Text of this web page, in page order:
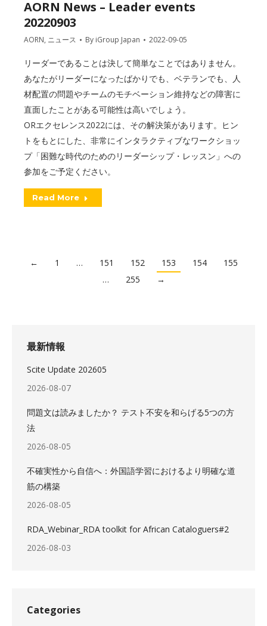
AORN News – Leader events
20220903
AORN, ニュース By iGroup Japan 2022-09-05
リーダーであることは決して簡単なことではありません。
あなたがリーダーになったばかりでも、ベテランでも、人
材配置の問題やチームのモチベーション維持などの障害に
直面したことがある可能性は高いでしょう。
ORエクセレンス2022には、その解決策があります。ヒン
トをもとにした、非常にインタラクティブなワークショッ
プ「困難な時代のためのリーダーシップ・レッスン」への
参加をご予定ください。
Read More
← 1 … 151 152 153 154
155
…
255 →
最新情報
Scite Update 202605
2026-08-07
問題文は読みましたか？ テスト不安を和らげる5つの方
法
2026-08-05
不確実性から自信へ：外国語学習におけるより明確な道
筋の構築
2026-08-05
RDA_Webinar_RDA toolkit for African Cataloguers#2
2026-08-03
Categories